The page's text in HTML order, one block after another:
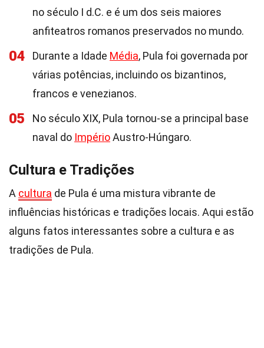
no século I d.C. e é um dos seis maiores
anfiteatros romanos preservados no mundo.
04 Durante a Idade Média, Pula foi governada por
várias potências, incluindo os bizantinos,
francos e venezianos.
05
No século XIX, Pula tornou-se a principal base
naval do ImpérioAustro-Húngaro.
Cultura e Tradições
A cultura de Pula é uma mistura vibrante de
influências históricas e tradições locais. Aqui estão
alguns fatos interessantes sobre a cultura e as
tradições de Pula.